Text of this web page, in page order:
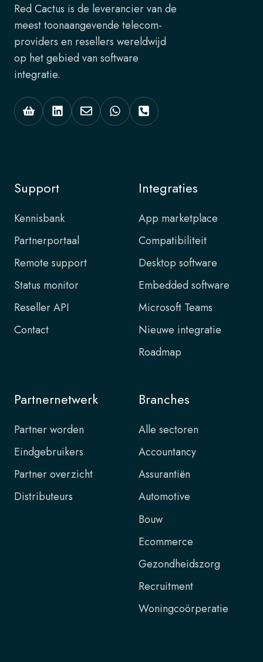
Red Cactus is de leverancier van de
meest toonaangevende telecom-
providers en resellers wereldwijd
op het gebied van software
integratie.
Support
Kennisbank
Partnerportaal
Remote support
Status monitor
Reseller API
Contact
Integraties
App marketplace
Compatibiliteit
Desktop software
Embedded software
Microsoft Teams
Nieuwe integratie
Roadmap
Partnernetwerk
Partner worden
Eindgebruikers
Partner overzicht
Distributeurs
Branches
Alle sectoren
Accountancy
Assurantiën
Automotive
Bouw
Ecommerce
Gezondheidszorg
Recruitment
Woningcoörperatie